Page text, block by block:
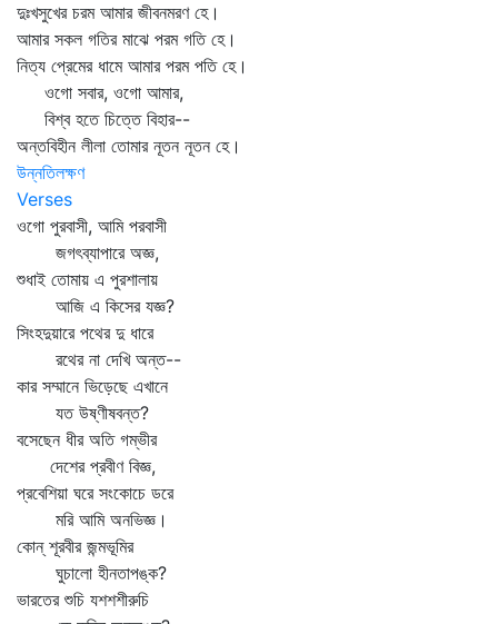
দুঃখসুখের চরম আমার জীবনমরণ হে।
আমার সকল গতির মাঝে পরম গতি হে।
নিত্য প্রেমের ধামে আমার পরম পতি হে।
ওগো সবার, ওগো আমার,
বিশ্ব হতে চিত্তে বিহার--
অন্তবিহীন লীলা তোমার নূতন নূতন হে।
উন্নতিলক্ষণ
Verses
ওগো পুরবাসী, আমি পরবাসী
জগৎব্যাপারে অজ্ঞ,
শুধাই তোমায় এ পুরশালায়
আজি এ কিসের যজ্ঞ?
সিংহদুয়ারে পথের দু ধারে
রথের না দেখি অন্ত--
কার সম্মানে ভিড়েছে এখানে
যত উষ্ণীষবন্ত?
বসেছেন ধীর অতি গম্ভীর
দেশের প্রবীণ বিজ্ঞ,
প্রবেশিয়া ঘরে সংকোচে ডরে
মরি আমি অনভিজ্ঞ।
কোন্‌ শূরবীর জন্মভূমির
ঘুচালো হীনতাপঙ্ক?
ভারতের শুচি যশশশীরুচি